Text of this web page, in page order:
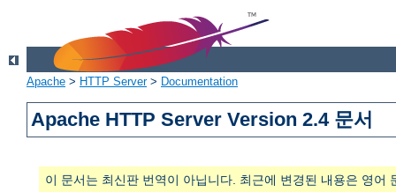
Apache > HTTP Server> Documentation
Apache HTTP Server Version 2.4 문서
이 문서는 최신판 번역이 아닙니다. 최근에 변경된 내용은 영어